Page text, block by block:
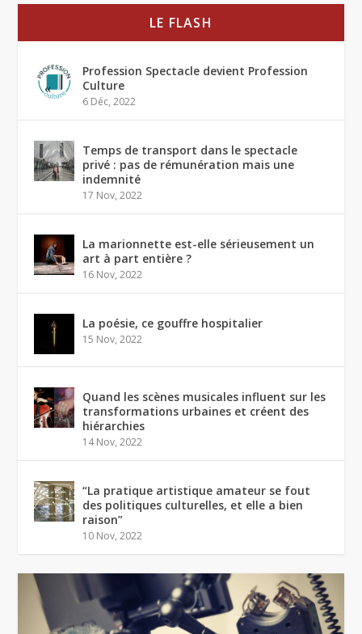
LE FLASH
Profession Spectacle devient Profession
Culture
6 Déc, 2022
Temps de transport dans le spectacle
privé : pas de rémunération mais une
indemnité
17 Nov, 2022
La marionnette est-elle sérieusement un
art à part entière ?
16 Nov, 2022
La poésie, ce gouffre hospitalier
15 Nov, 2022
Quand les scènes musicales influent sur les
transformations urbaines et créent des
hiérarchies
14 Nov, 2022
“La pratique artistique amateur se fout
des politiques culturelles, et elle a bien
raison”
10 Nov, 2022